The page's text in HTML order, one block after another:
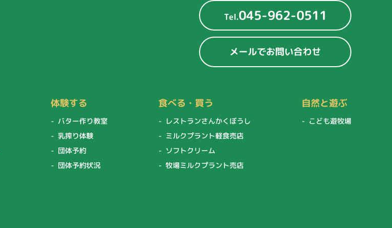
Tel.045-962-0511
メールでお問い合わせ
体験する
バター作り教室
乳搾り体験
団体予約
団体予約状況
食べる・買う
レストランさんかくぼうし
ミルクプラント軽食売店
ソフトクリーム
牧場ミルクプラント売店
自然と遊ぶ
こども遊牧場